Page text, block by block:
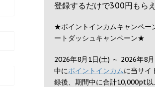
登録するだけで300円 もら
★ポイントインカムキャンペ
ートダッシュキャンペーン★
2026年8月1日(土) ～ 2026年8
中にポイントインカムに当サイ
録後、期間中に合計10,000pt以